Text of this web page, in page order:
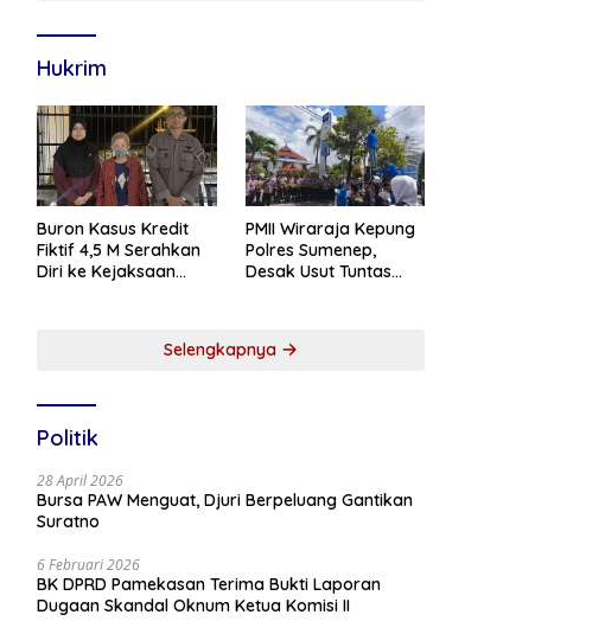
Hukrim
Buron Kasus Kredit
Fiktif 4,5 M Serahkan
Diri ke Kejaksaan
PMII Wiraraja Kepung
Polres Sumenep,
Desak Usut Tuntas
Selengkapnya
Politik
28 April 2026
Bursa PAW Menguat, Djuri Berpeluang Gantikan
Suratno
6 Februari 2026
BK DPRD Pamekasan Terima Bukti Laporan
Dugaan Skandal Oknum Ketua Komisi II